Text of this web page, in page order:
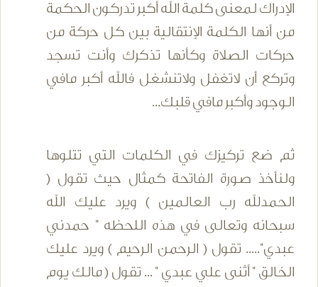
الإدراك لمعنى كلمة الله أكبر تدركون الحكمة
من أنها الكلمة الإنتقالية بين كل حركة من
حركات الصلاة وكأنها تذكرك وأنت تسجد
وتركع أن لاتغفل ولاتنشغل فالله أكبر مافي
الوجود وأكبر مافي قلبك...
ثم ضع تركيزك في الكلمات التي تتلوها
ولنأخذ صورة الفاتحة كمثال حيث تقول (
الحمدلله رب العالمين ) ويرد عليك الله
سبحانه وتعالى في هذه اللحظه " حمدني
عبدي"..... تقول ( الرحمن الرحيم ) ويرد عليك
الخالق " أثنى علي عبدي " ... تقول ( مالك يوم